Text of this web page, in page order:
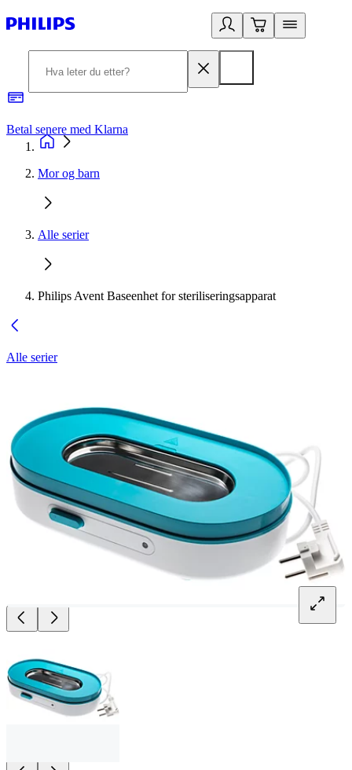
Betal senere med Klarna
Mor og barn
Alle serier
Philips Avent Baseenhet for steriliseringsapparat
Alle serier